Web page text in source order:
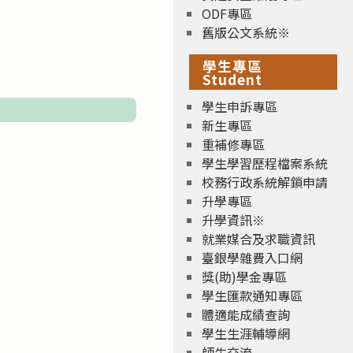
ODF專區
舊版公文系統※
學生專區
Student
學生申訴專區
新生專區
重補修專區
學生學習歷程檔案系統
校務行政系統解鎖申請
升學專區
升學資訊※
就業媒合及求職資訊
臺銀學雜費入口網
獎(助)學金專區
學生匯款通知專區
體適能成績查詢
學生生涯輔導網